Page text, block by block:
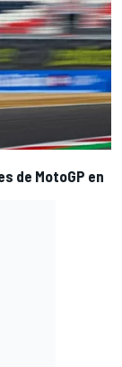
de MotoGP en